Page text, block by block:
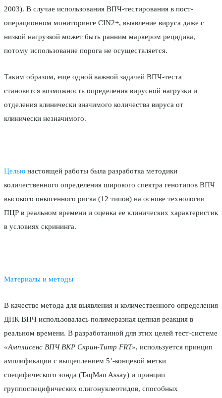
2003). В случае использования ВПЧ-тестирования в пост-
операционном мониторинге CIN2+, выявление вируса даже с
низкой нагрузкой может быть ранним маркером рецидива,
потому использование порога не осуществляется.
Таким образом, еще одной важной задачей ВПЧ-теста
становится возможность определения вирусной нагрузки и
отделения клинически значимого количества вируса от
клинически незначимого.
Целью настоящей работы была разработка методики
количественного определения широкого спектра генотипов ВПЧ
высокого онкогенного риска (12 типов) на основе технологии
ПЦР в реальном времени и оценка ее клинических характеристик
в условиях скрининга.
Материалы и методы
В качестве метода для выявления и количественного определения
ДНК ВПЧ использовалась полимеразная цепная реакция в
реальном времени. В разработанной для этих целей тест-системе
«Амплисенс ВПЧ ВКР Скрин-Титр FRT», используется принцип
амплификации с выщеплением 5’-концевой метки
специфического зонда (TaqMan Assay) и принцип
группоспецифических олигонуклеотидов, способных